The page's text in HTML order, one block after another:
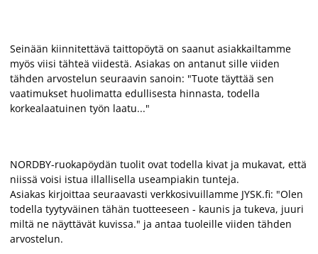
Seinään kiinnitettävä taittopöytä on saanut asiakkailtamme
myös viisi tähteä viidestä. Asiakas on antanut sille viiden
tähden arvostelun seuraavin sanoin: "Tuote täyttää sen
vaatimukset huolimatta edullisesta hinnasta, todella
korkealaatuinen työn laatu..."
NORDBY-ruokapöydän tuolit ovat todella kivat ja mukavat, että
niissä voisi istua illallisella useampiakin tunteja.
Asiakas kirjoittaa seuraavasti verkkosivuillamme JYSK.fi: "Olen
todella tyytyväinen tähän tuotteeseen - kaunis ja tukeva, juuri
miltä ne näyttävät kuvissa." ja antaa tuoleille viiden tähden
arvostelun.